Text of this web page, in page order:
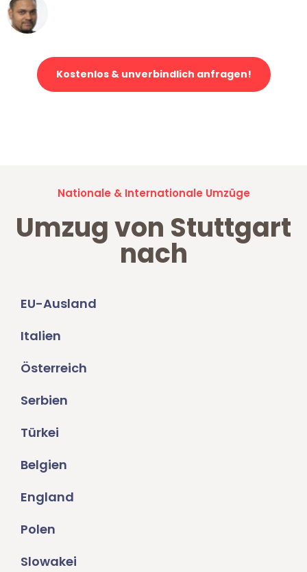
Kostenlos & unverbindlich anfragen!
Nationale & Internationale Umzüge
Umzug von Stuttgart
nach
EU-Ausland
Italien
Österreich
Serbien
Türkei
Belgien
England
Polen
Slowakei